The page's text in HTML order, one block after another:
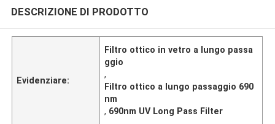
DESCRIZIONE DI PRODOTTO
Evidenziare:
Filtro ottico in vetro a lungo passa
ggio
,
Filtro ottico a lungo passaggio 690
nm
, 690nm UV Long Pass Filter